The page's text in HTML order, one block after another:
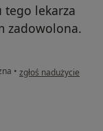
tego lekarza
zadowolona.
• w opinii użytkownika
zgłoś nadużycie